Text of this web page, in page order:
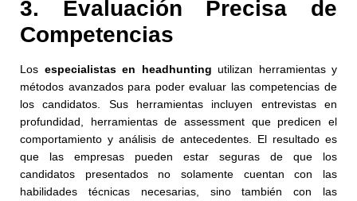
3. Evaluación Precisa de
Competencias
Los especialistas en headhunting utilizan herramientas y
métodos avanzados para poder evaluar las competencias de
los candidatos. Sus herramientas incluyen entrevistas en
profundidad, herramientas de assessment que predicen el
comportamiento y análisis de antecedentes. El resultado es
que las empresas pueden estar seguras de que los
candidatos presentados no solamente cuentan con las
habilidades técnicas necesarias, sino también con las